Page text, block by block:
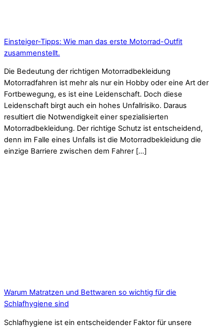
Einsteiger-Tipps: Wie man das erste Motorrad-Outfit
zusammenstellt.
Die Bedeutung der richtigen Motorradbekleidung
Motorradfahren ist mehr als nur ein Hobby oder eine Art der
Fortbewegung, es ist eine Leidenschaft. Doch diese
Leidenschaft birgt auch ein hohes Unfallrisiko. Daraus
resultiert die Notwendigkeit einer spezialisierten
Motorradbekleidung. Der richtige Schutz ist entscheidend,
denn im Falle eines Unfalls ist die Motorradbekleidung die
einzige Barriere zwischen dem Fahrer […]
Warum Matratzen und Bettwaren so wichtig für die
Schlafhygiene sind
Schlafhygiene ist ein entscheidender Faktor für unsere